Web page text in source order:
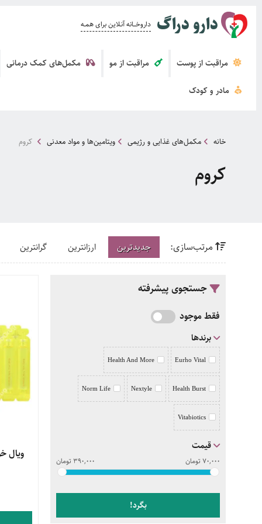
دارو دراگ داروخــــانه آنــلاین برای همــه
مراقبت از پوست مراقبت از مو مکمل‌های کمک درمانی
مادر و کودک
خانه مکمل‌های غذایی و رژیمی ویتامین‌ها و مواد معدنی کروم
کروم
مرتب‌سازی: جدیدترین ارزانترین گرانترین
جستجوی پیشرفته
فقط موجود
برندها
Eurho Vital
Health And More
Health Burst
Nextyle
Norm Life
Vitabiotics
قیمت
70,000 تومان 390,000 تومان
بگرد!